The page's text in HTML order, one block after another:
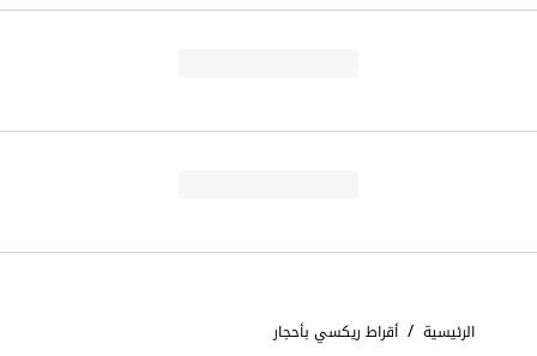
الرئيسية / أقراط ريكسي بأحجار